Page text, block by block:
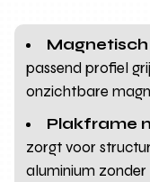
passend profiel
onzichtbare
Plakframe
zorgt voor
aluminium